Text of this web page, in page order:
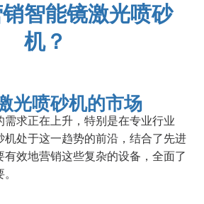
智能镜激光喷砂
机？
光喷砂机的市场
需求正在上升，特别是在专业行业
机处于这一趋势的前沿，结合了先进
效地营销这些复杂的设备，全面了